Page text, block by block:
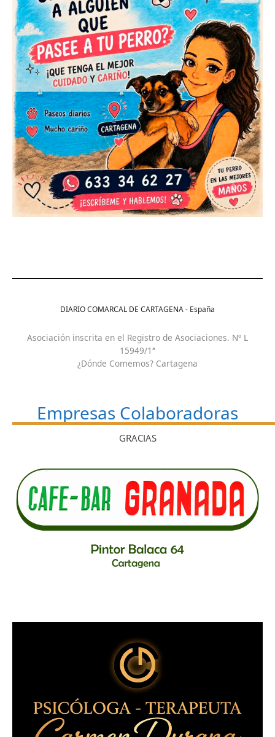
DIARIO COMARCAL DE CARTAGENA - España
Asociación inscrita en el Registro de Asociaciones. Nº L
15949/1ª
¿Dónde Comemos? Cartagena
Empresas Colaboradoras
GRACIAS